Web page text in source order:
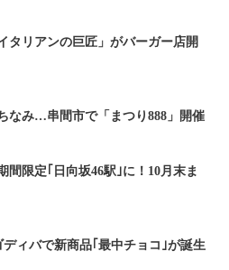
タリアンの巨匠」がバーガー店開
なみ…串間市で「まつり888」開催
間限定｢日向坂46駅｣に！10月末ま
ディバで新商品｢最中チョコ｣が誕生